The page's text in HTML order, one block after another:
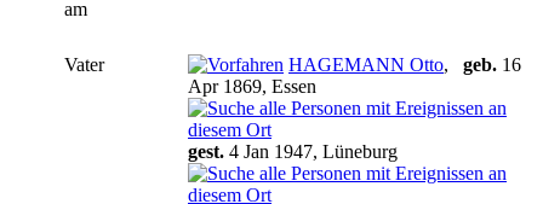
am
Vater HAGEMANN Otto, geb. 16
Apr 1869, Essen
gest. 4 Jan 1947, Lüneburg